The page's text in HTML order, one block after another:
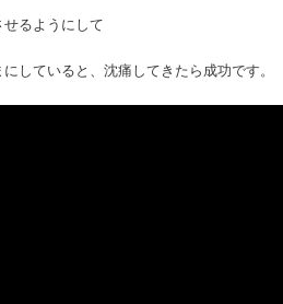
るようにして
していると、沈痛してきたら成功です。